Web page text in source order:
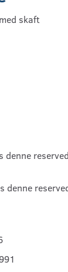
skaft
denne
denne